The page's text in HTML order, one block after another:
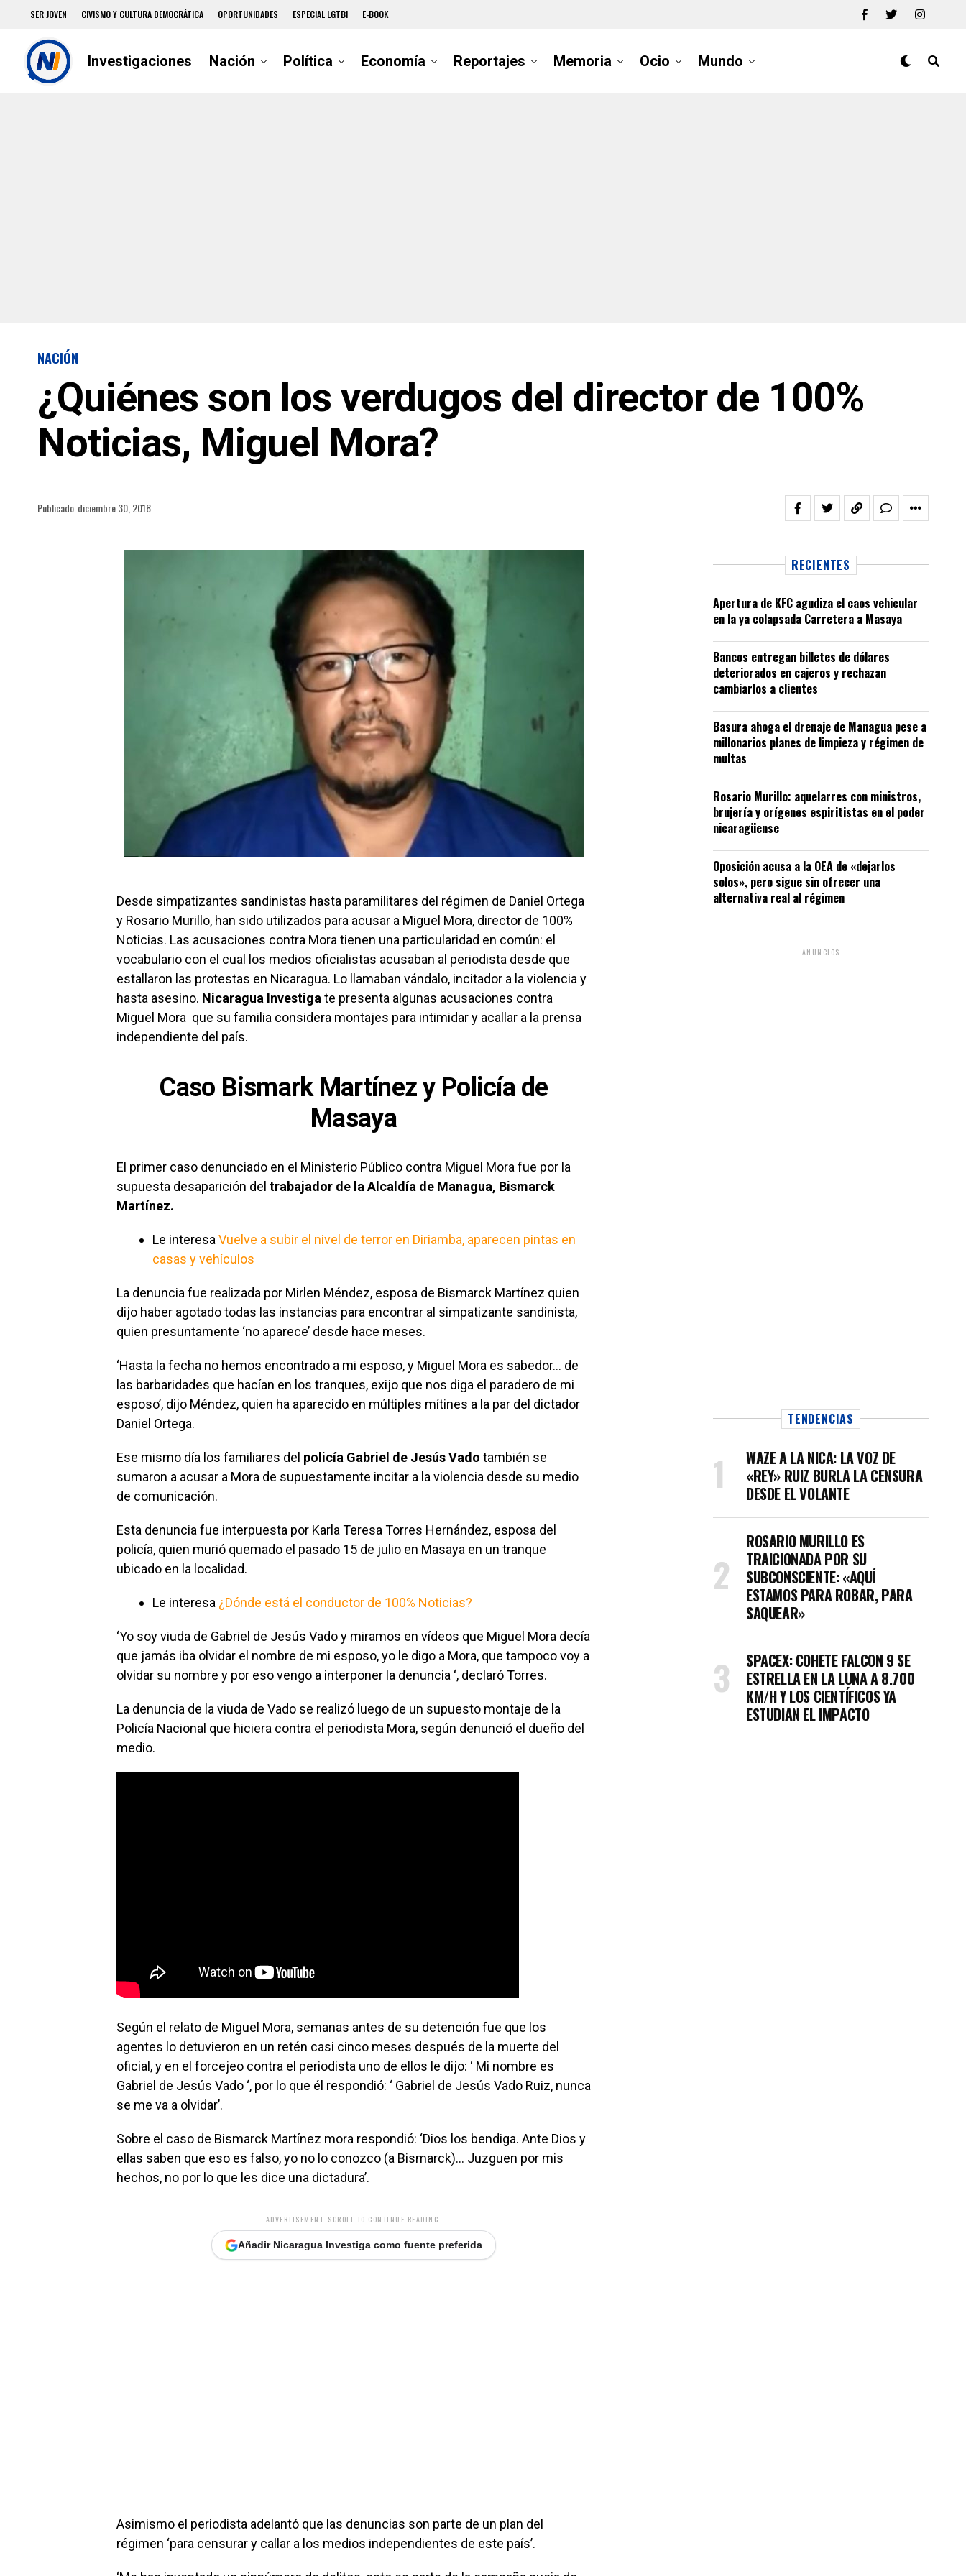
SER JOVEN CIVISMO Y CULTURA DEMOCRÁTICA OPORTUNIDADES ESPECIAL LGTBI E-BOOK
Investigaciones Nación Política Economía Reportajes Memoria Ocio Mundo
NACIÓN
¿Quiénes son los verdugos del director de 100%
Noticias, Miguel Mora?
Publicado diciembre 30, 2018
Desde simpatizantes sandinistas hasta paramilitares del régimen de Daniel Ortega
y Rosario Murillo, han sido utilizados para acusar a Miguel Mora, director de 100%
Noticias. Las acusaciones contra Mora tienen una particularidad en común: el
vocabulario con el cual los medios oficialistas acusaban al periodista desde que
estallaron las protestas en Nicaragua. Lo llamaban vándalo, incitador a la violencia y
hasta asesino. Nicaragua Investiga te presenta algunas acusaciones contra
Miguel Mora que su familia considera montajes para intimidar y acallar a la prensa
independiente del país.
Caso Bismark Martínez y Policía de
Masaya
El primer caso denunciado en el Ministerio Público contra Miguel Mora fue por la
supuesta desaparición del trabajador de la Alcaldía de Managua, Bismarck
Martínez.
Le interesa Vuelve a subir el nivel de terror en Diriamba, aparecen pintas en
casas y vehículos
La denuncia fue realizada por Mirlen Méndez, esposa de Bismarck Martínez quien
dijo haber agotado todas las instancias para encontrar al simpatizante sandinista,
quien presuntamente ‘no aparece’ desde hace meses.
‘Hasta la fecha no hemos encontrado a mi esposo, y Miguel Mora es sabedor… de
las barbaridades que hacían en los tranques, exijo que nos diga el paradero de mi
esposo’, dijo Méndez, quien ha aparecido en múltiples mítines a la par del dictador
Daniel Ortega.
Ese mismo día los familiares del policía Gabriel de Jesús Vado también se
sumaron a acusar a Mora de supuestamente incitar a la violencia desde su medio
de comunicación.
Esta denuncia fue interpuesta por Karla Teresa Torres Hernández, esposa del
policía, quien murió quemado el pasado 15 de julio en Masaya en un tranque
ubicado en la localidad.
Le interesa ¿Dónde está el conductor de 100% Noticias?
‘Yo soy viuda de Gabriel de Jesús Vado y miramos en vídeos que Miguel Mora decía
que jamás iba olvidar el nombre de mi esposo, yo le digo a Mora, que tampoco voy a
olvidar su nombre y por eso vengo a interponer la denuncia ‘, declaró Torres.
La denuncia de la viuda de Vado se realizó luego de un supuesto montaje de la
Policía Nacional que hiciera contra el periodista Mora, según denunció el dueño del
medio.
Según el relato de Miguel Mora, semanas antes de su detención fue que los
agentes lo detuvieron en un retén casi cinco meses después de la muerte del
oficial, y en el forcejeo contra el periodista uno de ellos le dijo: ‘ Mi nombre es
Gabriel de Jesús Vado ‘, por lo que él respondió: ‘ Gabriel de Jesús Vado Ruiz, nunca
se me va a olvidar’.
Sobre el caso de Bismarck Martínez mora respondió: ‘Dios los bendiga. Ante Dios y
ellas saben que eso es falso, yo no lo conozco (a Bismarck)… Juzguen por mis
hechos, no por lo que les dice una dictadura’.
ADVERTISEMENT. SCROLL TO CONTINUE READING.
Añadir Nicaragua Investiga como fuente preferida
Asimismo el periodista adelantó que las denuncias son parte de un plan del
régimen ‘para censurar y callar a los medios independientes de este país’.
RECIENTES
Apertura de KFC agudiza el caos vehicular
en la ya colapsada Carretera a Masaya
Bancos entregan billetes de dólares
deteriorados en cajeros y rechazan
cambiarlos a clientes
Basura ahoga el drenaje de Managua pese a
millonarios planes de limpieza y régimen de
multas
Rosario Murillo: aquelarres con ministros,
brujería y orígenes espiritistas en el poder
nicaragüense
Oposición acusa a la OEA de «dejarlos
solos», pero sigue sin ofrecer una
alternativa real al régimen
ANUNCIOS
TENDENCIAS
WAZE A LA NICA: LA VOZ DE
«REY» RUIZ BURLA LA CENSURA
DESDE EL VOLANTE
ROSARIO MURILLO ES
TRAICIONADA POR SU
SUBCONSCIENTE: «AQUÍ
ESTAMOS PARA ROBAR, PARA
SAQUEAR»
SPACEX: COHETE FALCON 9 SE
ESTRELLA EN LA LUNA A 8.700
KM/H Y LOS CIENTÍFICOS YA
ESTUDIAN EL IMPACTO